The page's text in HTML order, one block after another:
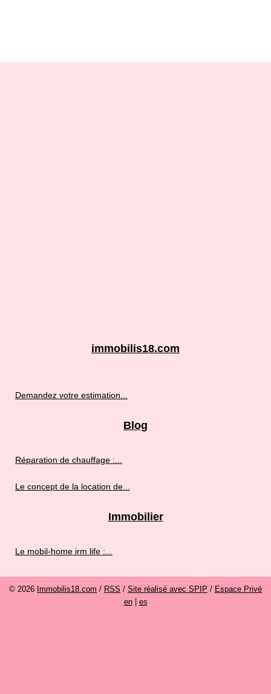
immobilis18.com
Demandez votre estimation...
Blog
Réparation de chauffage :...
Le concept de la location de...
Immobilier
Le mobil-home irm life :...
© 2026 Immobilis18.com / RSS / Site réalisé avec SPIP / Espace Privé
en| es